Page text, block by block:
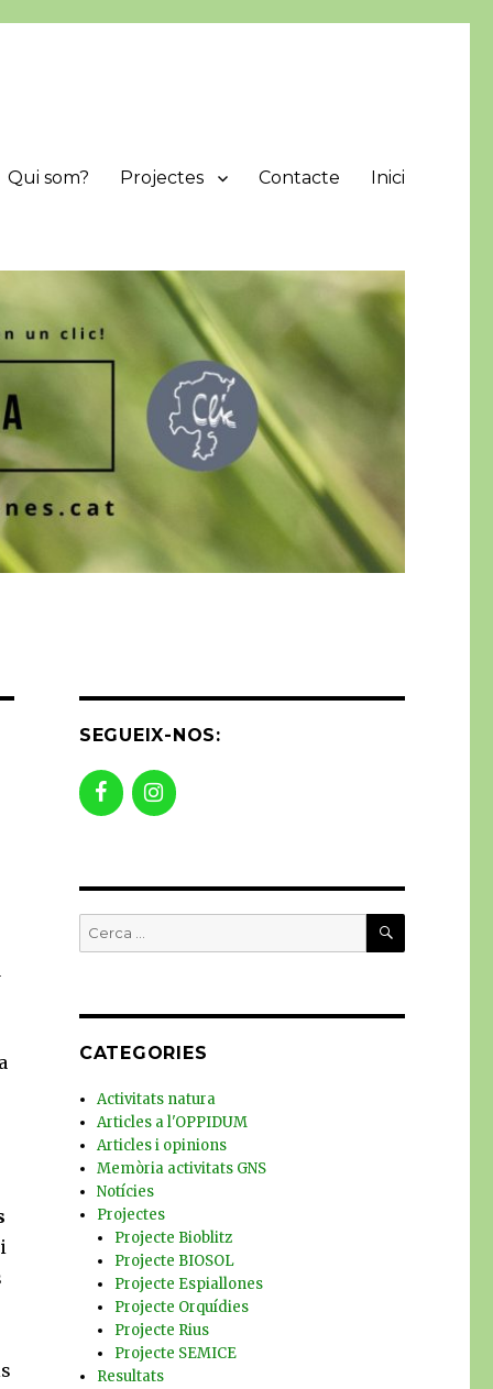
Qui som? Projectes Contacte Inici
SEGUEIX-NOS:
Buscar
per:
CERCA
CATEGORIES
Activitats natura
Articles a l'OPPIDUM
Articles i opinions
Memòria activitats GNS
Notícies
Projectes
Projecte Bioblitz
Projecte BIOSOL
Projecte Espiallones
Projecte Orquídies
Projecte Rius
Projecte SEMICE
Resultats